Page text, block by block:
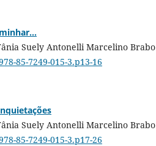
Suely Antonelli Marcelino Brabo
85-7249-015-3.p13-16
Suely Antonelli Marcelino Brabo
85-7249-015-3.p17-26